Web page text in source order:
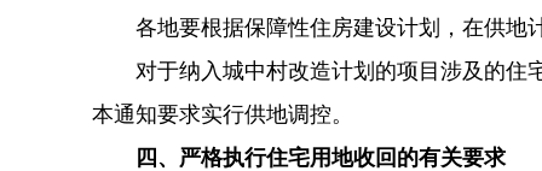
各地要根据保障性住房建设计划，在供地
对于纳入城中村改造计划的项目涉及的住
本通知要求实行供地调控。
四、严格执行住宅用地收回的有关要求